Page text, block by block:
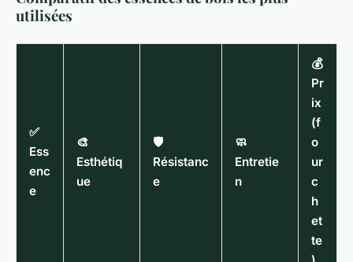
utilisées
✅
Ess
enc
e
🎨
Esthétiq
ue
🛡️
Résistanc
e
🧼
Entretie
n
💰
Pr
ix
(f
o
ur
c
h
et
te